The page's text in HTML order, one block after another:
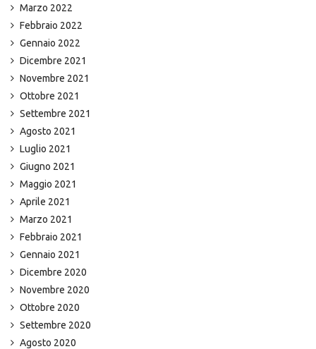
Marzo 2022
Febbraio 2022
Gennaio 2022
Dicembre 2021
Novembre 2021
Ottobre 2021
Settembre 2021
Agosto 2021
Luglio 2021
Giugno 2021
Maggio 2021
Aprile 2021
Marzo 2021
Febbraio 2021
Gennaio 2021
Dicembre 2020
Novembre 2020
Ottobre 2020
Settembre 2020
Agosto 2020